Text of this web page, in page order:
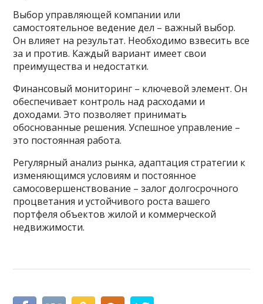
Выбор управляющей компании или
самостоятельное ведение дел – важный выбор.
Он влияет на результат. Необходимо взвесить все
за и против. Каждый вариант имеет свои
преимущества и недостатки.
Финансовый мониторинг – ключевой элемент. Он
обеспечивает контроль над расходами и
доходами. Это позволяет принимать
обоснованные решения. Успешное управление –
это постоянная работа.
Регулярный анализ рынка, адаптация стратегии к
изменяющимся условиям и постоянное
самосовершенствование – залог долгосрочного
процветания и устойчивого роста вашего
портфеля объектов жилой и коммерческой
недвижимости.